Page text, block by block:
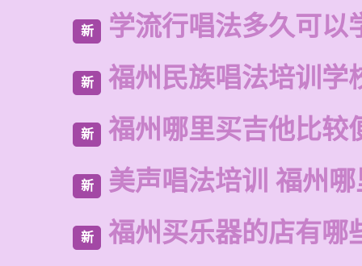
新 学流行唱法多久可以
新 福州民族唱法培训学
新 福州哪里买吉他比较
新 美声唱法培训 福州
新 福州买乐器的店有哪